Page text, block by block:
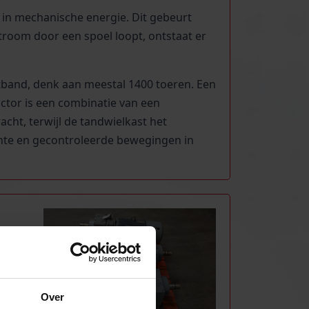
Over
mechanische energie. Dit gebeurt
door een spoel loopt, ontstaat er
denk aan meestal 1400 toeren. Een
is een combinatie van een
terwijl de tandwielkast het
en gecontroleerde bewegingen in